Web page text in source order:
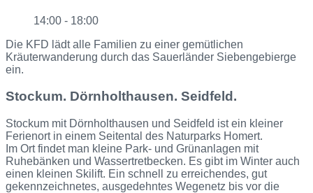
14:00 - 18:00
Die KFD lädt alle Familien zu einer gemütlichen
Kräuterwanderung durch das Sauerländer Siebengebierge
ein.
Stockum. Dörnholthausen. Seidfeld.
Stockum mit Dörnholthausen und Seidfeld ist ein kleiner
Ferienort in einem Seitental des Naturparks Homert.
Im Ort findet man kleine Park- und Grünanlagen mit
Ruhebänken und Wassertretbecken. Es gibt im Winter auch
einen kleinen Skilift. Ein schnell zu erreichendes, gut
gekennzeichnetes, ausgedehntes Wegenetz bis vor die